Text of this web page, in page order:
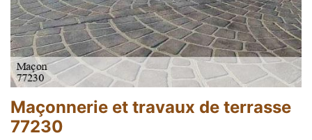
Maçonnerie et travaux de terrasse
77230